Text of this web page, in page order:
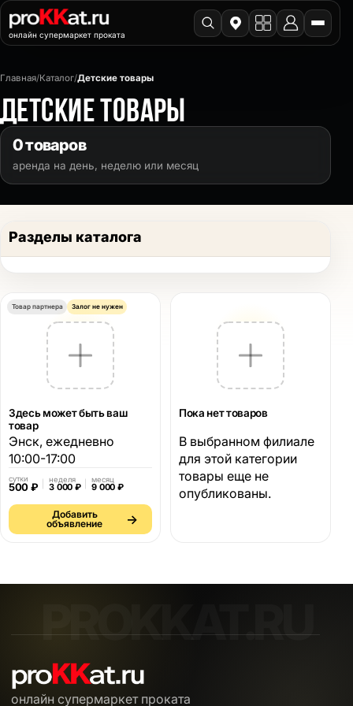
онлайн супермаркет проката
Главная/Каталог/Детские товары
ДЕТСКИЕ ТОВАРЫ
0 товаров
аренда на день, неделю или месяц
Разделы каталога
Товар партнера Залог не нужен
Здесь может быть ваш
товар
Энск, ежедневно
10:00-17:00
сутки
500 ₽
неделя
3 000 ₽
месяц
9 000 ₽
Добавить
объявление
→
Пока нет товаров
В выбранном филиале
для этой категории
товары еще не
опубликованы.
онлайн супермаркет проката